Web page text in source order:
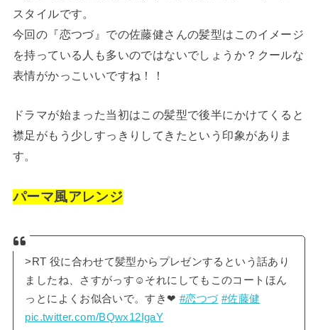
スタイルです。
今回の『恋つづ』での佐藤健さんの髪型はこのイメージ
を持っている人も多いのではないでしょうか？クールな
表情がかっこいいですね！！
ドラマが始まった当初はこの髪型で後半にかけてくると
襟足がもう少しすっきりしてきたという印象がありま
す。
パーマ風アレンジ
>RT 役に合わせて髪型からプレゼンするという話あり
ましたね、さすがっす☺︎それにしてもこのコートほん
っとによくお似合いで。すき❤︎ #恋つづ #佐藤健
pic.twitter.com/BQwx12IgaY